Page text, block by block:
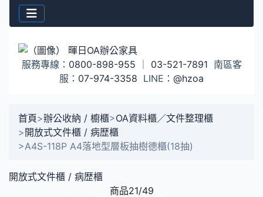
服務專線： 0800-898-955 03-521-7891 南區客
服： 07-974-3358 LINE： @hzoa
首頁>辦公收納 / 櫥櫃>OA資料櫃／文件整理櫃
>開放式文件櫃 / 病歴櫃
>A4S-118P A4落地型層板抽樹德櫃(18抽)
開放式文件櫃 / 病歴櫃
商品21/49